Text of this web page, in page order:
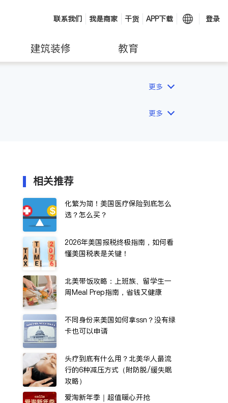
联系我们 我是商家 干货 APP下载 登录
建筑装修 教育
更多
更多
相关推荐
化繁为简！美国医疗保险到底怎么
选？怎么买？
2026年美国报税终极指南，如何看
懂美国税表是关键！
北美带饭攻略：上班族、留学生一
周Meal Prep指南，省钱又健康
不同身份来美国如何拿ssn？没有绿
卡也可以申请
头疗到底有什么用？北美华人最流
行的6种减压方式（附防脱/缓失眠
攻略）
爱淘新年季｜超值暖心开抢